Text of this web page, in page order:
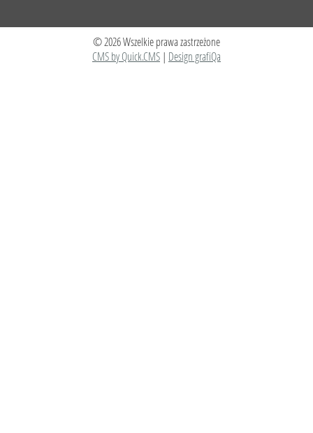
© 2026 Wszelkie prawa zastrzeżone
CMS by Quick.CMS | Design grafiQa